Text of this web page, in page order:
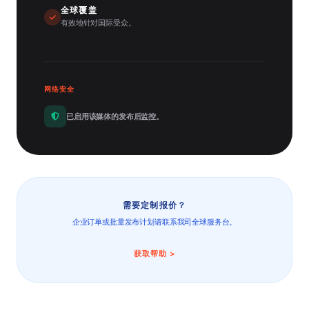
全球覆盖
有效地针对国际受众。
网络安全
已启用该媒体的发布后监控。
需要定制报价？
企业订单或批量发布计划请联系我司全球服务台。
获取帮助 >